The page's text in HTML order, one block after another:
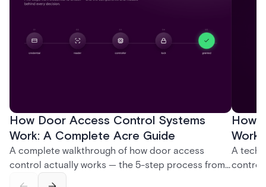
How Door Access Control Systems
Work: A Complete Acre Guide
A complete walkthrough of how door access
control actually works — the 5-step process from
How
A
control